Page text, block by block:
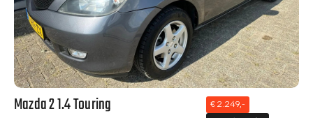
Mazda 2 1.4 Touring
€ 2.249,-